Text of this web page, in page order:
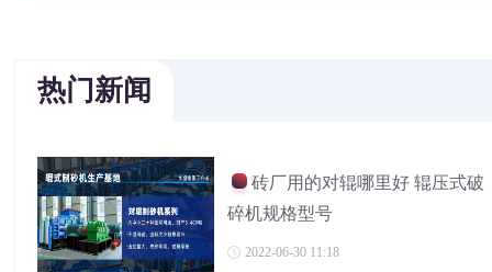
热门新闻
砖厂用的对辊哪里好 辊压式破
碎机规格型号
2022-06-30 11:18